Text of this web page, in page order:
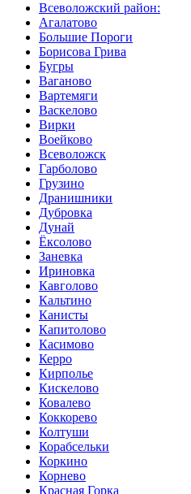
Всеволожский район:
Агалатово
Большие Пороги
Борисова Грива
Бугры
Ваганово
Вартемяги
Васкелово
Вирки
Воейково
Всеволожск
Гарболово
Грузино
Дранишники
Дубровка
Дунай
Ёксолово
Заневка
Ириновка
Кавголово
Кальтино
Канисты
Капитолово
Касимово
Керро
Кирполье
Кискелово
Ковалево
Коккорево
Колтуши
Корабсельки
Коркино
Корнево
Красная Горка